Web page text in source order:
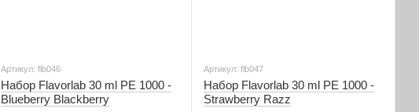
Артикул: flb046
Набор Flavorlab 30 ml PE 1000 -
Blueberry Blackberry
Артикул: flb047
Набор Flavorlab 30 ml PE 1000 -
Strawberry Razz